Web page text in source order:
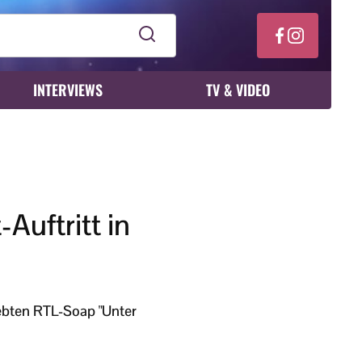
INTERVIEWS TV & VIDEO
Auftritt in
RTL-Soap "Unter